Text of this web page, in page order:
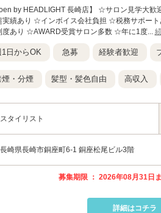
by HEADLIGHT 長崎店】 ☆サロン見学大
実績あり ☆インボイス会社負担 ☆税務サポー
度あり ☆AWARD受賞サロン多数 ☆年に1度...
1日からOK 急募 経験者歓迎
煙・分煙 髪型・髪色自由 高収入
スタイリスト
長崎県長崎市銅座町6-1 銅座松尾ビル3階
募集期限 ： 2026年08月31日
詳細はコチラ